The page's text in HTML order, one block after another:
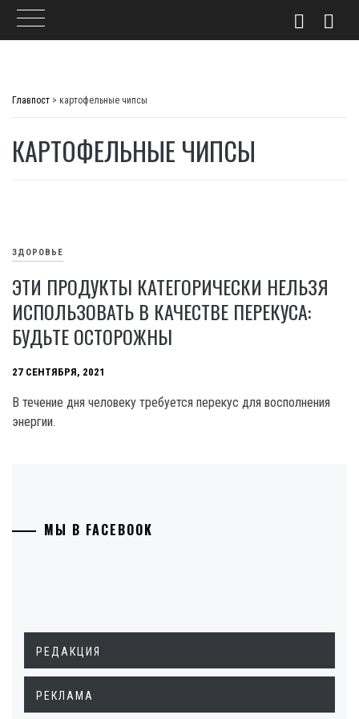
Главпост > картофельные чипсы
КАРТОФЕЛЬНЫЕ ЧИПСЫ
ЗДОРОВЬЕ
ЭТИ ПРОДУКТЫ КАТЕГОРИЧЕСКИ НЕЛЬЗЯ
ИСПОЛЬЗОВАТЬ В КАЧЕСТВЕ ПЕРЕКУСА:
БУДЬТЕ ОСТОРОЖНЫ
27 СЕНТЯБРЯ, 2021
В течение дня человеку требуется перекус для восполнения
энергии.
МЫ В FACEBOOK
РЕДАКЦИЯ
РЕКЛАМА